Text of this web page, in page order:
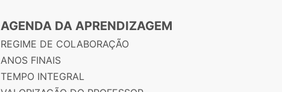
AGENDA DA APRENDIZAGEM
REGIME DE COLABORAÇÃO
ANOS FINAIS
TEMPO INTEGRAL